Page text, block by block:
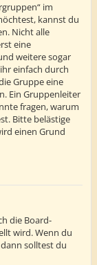
im
kannst du
Nicht alle
eine
weitere sogar
einfach durch
Gruppe eine
Ein Gruppenleiter
fragen, warum
Bitte belästige
einen Grund
die Board-
wird. Wenn du
solltest du